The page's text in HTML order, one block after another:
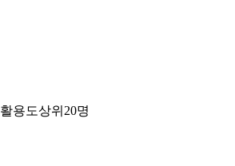
활용도상위20명